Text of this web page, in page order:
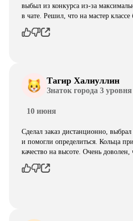
выбыл из конкурса из-за
в чате. Решил, что на мастер
Тагир Халиуллин
Знаток города 3 уровня
10 июня
Сделал заказ дистанционно,
и помогли определиться. Кольца
качество на высоте. Очень